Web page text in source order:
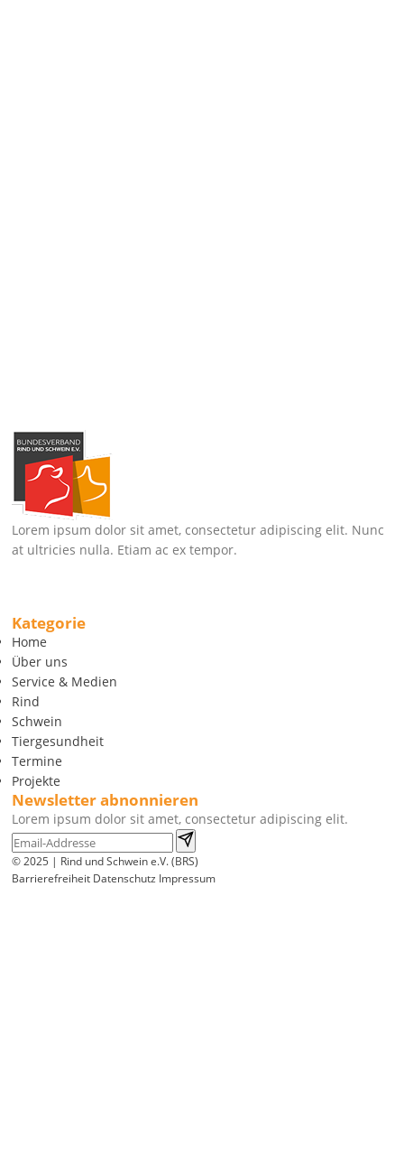
Lorem ipsum dolor sit amet, consectetur adipiscing elit. Nunc
at ultricies nulla. Etiam ac ex tempor.
Kategorie
Home
Über uns
Service & Medien
Rind
Schwein
Tiergesundheit
Termine
Projekte
Newsletter abnonnieren
Lorem ipsum dolor sit amet, consectetur adipiscing elit.
© 2025 | Rind und Schwein e.V. (BRS)
Barrierefreiheit Datenschutz Impressum